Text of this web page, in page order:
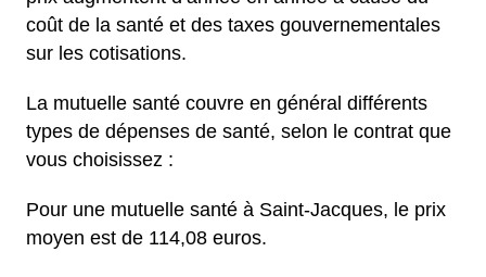
coût de la santé et des taxes gouvernementales
sur les cotisations.
La mutuelle santé couvre en général différents
types de dépenses de santé, selon le contrat que
vous choisissez :
Pour une mutuelle santé à Saint-Jacques, le prix
moyen est de 114,08 euros.